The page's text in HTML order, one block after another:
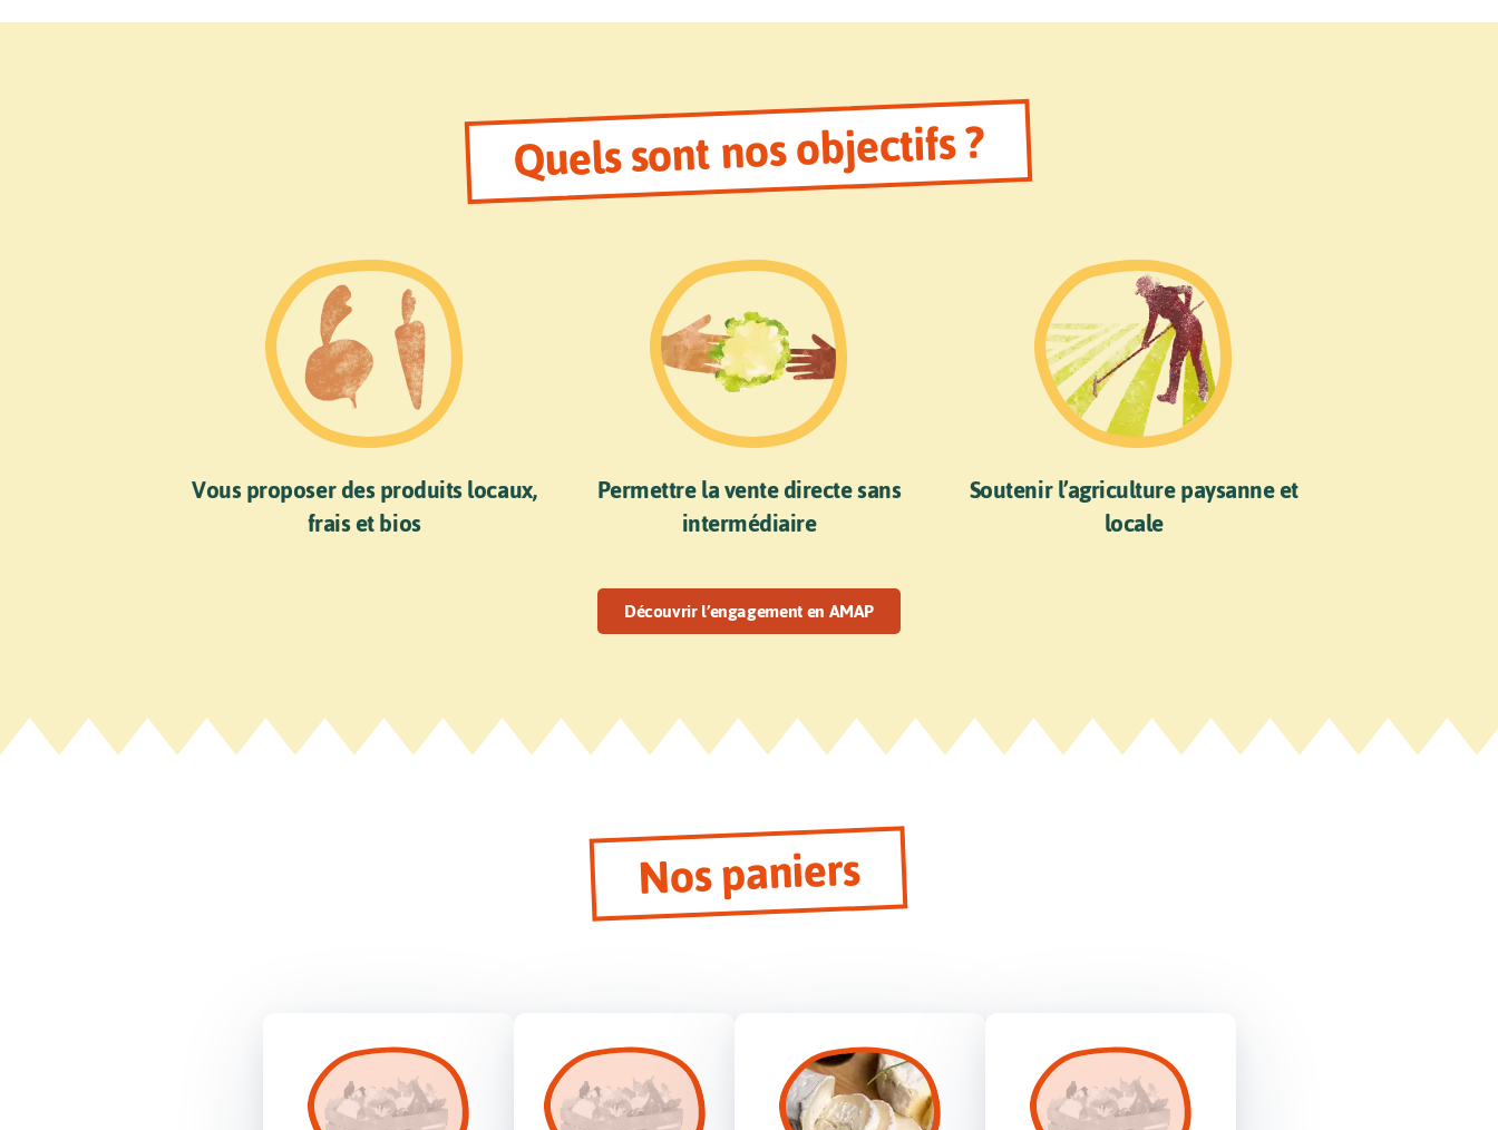
Quels sont nos objectifs ?
Vous proposer des produits locaux,
frais et bios
Permettre la vente directe sans
intermédiaire
Soutenir l’agriculture paysanne et
locale
Découvrir l’engagement en AMAP
Nos paniers